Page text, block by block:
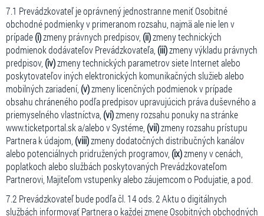
7.1 Prevádzkovateľ je oprávnený jednostranne meniť Osobitné
obchodné podmienky v primeranom rozsahu, najmä ale nie len v
prípade(i)zmeny právnych predpisov, (ii)zmeny technických
podmienok dodávateľov Prevádzkovateľa, (iii)zmeny výkladu právnych
predpisov, (iv)zmeny technických parametrov siete Internet alebo
poskytovateľov iných elektronických komunikačných služieb alebo
mobilných zariadení, (v)zmeny licenčných podmienok v prípade
obsahu chráneného podľa predpisov upravujúcich práva duševného a
priemyselného vlastníctva, (vi)zmeny rozsahu ponuky na stránke
www.ticketportal.sk a/alebo v Systéme, (vii)zmeny rozsahu prístupu
Partnera k údajom, (viii)zmeny dodatočných distribučných kanálov
alebo potenciálnych pridružených programov, (ix)zmeny v cenách,
poplatkoch alebo službách poskytovaných Prevádzkovateľom
Partnerovi, Majiteľom vstupenky alebo záujemcom o Podujatie, a pod.
7.2 Prevádzkovateľ bude podľa čl. 14 ods. 2 Aktu o digitálnych
službách informovať Partnera o každej zmene Osobitných obchodných